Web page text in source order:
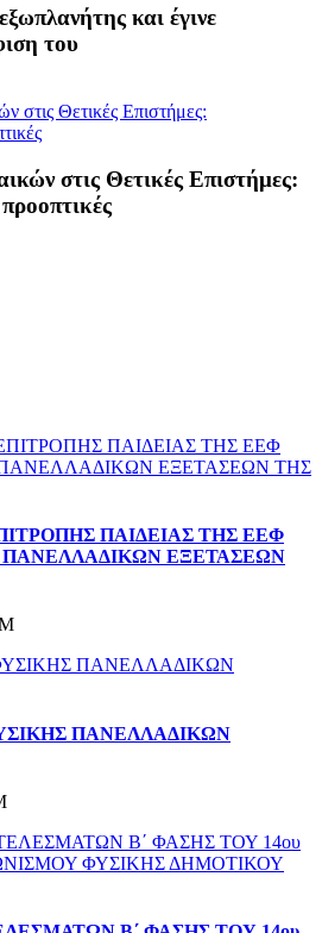
και έγινε
του
στις Θετικές Επιστήμες:
ΠΑΙΔΕΙΑΣ ΤΗΣ ΕΕΦ
ΕΞΕΤΑΣΕΩΝ
ΠΑΝΕΛΛΑΔΙΚΩΝ